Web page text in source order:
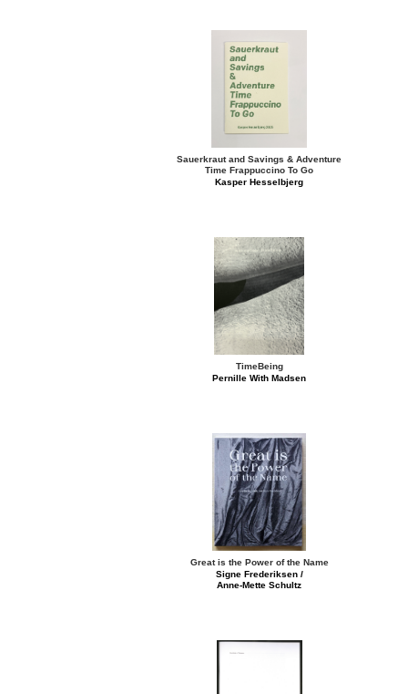
Sauerkraut and Savings & Adventure
Time Frappuccino To Go
Kasper Hesselbjerg
TimeBeing
Pernille With Madsen
Great is the Power of the Name
Signe Frederiksen /
Anne-Mette Schultz